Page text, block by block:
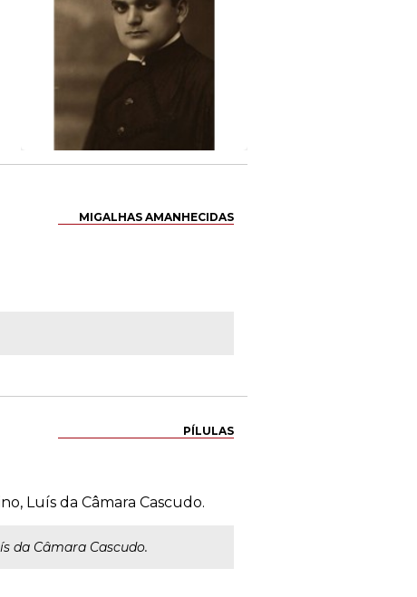
MIGALHAS AMANHECIDAS
PÍLULAS
Luís da Câmara Cascudo.
da Câmara Cascudo.